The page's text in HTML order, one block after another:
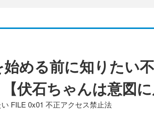
める前に知りたい
伏石ちゃんは意図に
FILE 0x01 不正アクセス禁止法